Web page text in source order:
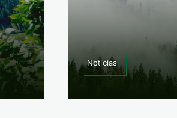
Noticias